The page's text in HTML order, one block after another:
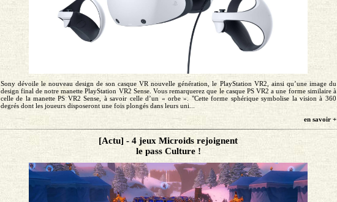
Sony dévoile le nouveau design de son casque VR nouvelle génération, le PlayStation VR2, ainsi qu’une image du
design final de notre manette PlayStation VR2 Sense. Vous remarquerez que le casque PS VR2 a une forme similaire à
celle de la manette PS VR2 Sense, à savoir celle d’un « orbe ». "Cette forme sphérique symbolise la vision à 360
degrés dont les joueurs disposeront une fois plongés dans leurs uni...
en savoir +
[Actu] - 4 jeux Microids rejoignent
le pass Culture !